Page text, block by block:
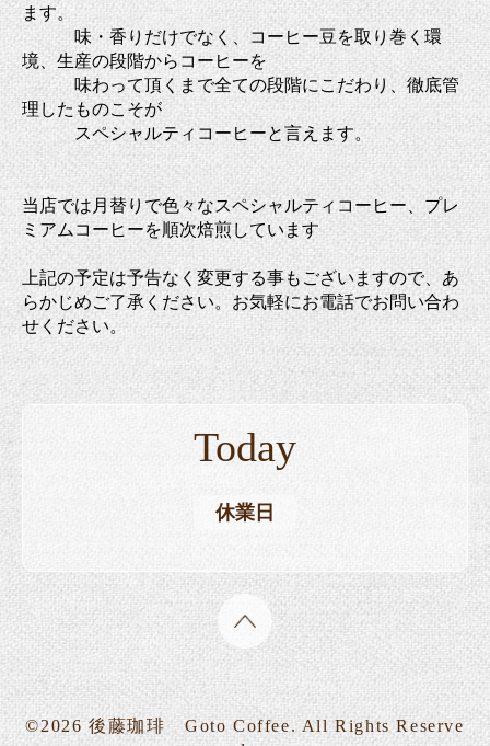
ます。
味・香りだけでなく、コーヒー豆を取り巻く環
境、生産の段階からコーヒーを
味わって頂くまで全ての段階にこだわり、徹底管
理したものこそが
スペシャルティコーヒーと言えます。
当店では月替りで色々なスペシャルティコーヒー、プレ
ミアムコーヒーを順次焙煎しています
上記の予定は予告なく変更する事もございますので、あ
らかじめご了承ください。お気軽にお電話でお問い合わ
せください。
Today
休業日
©2026後藤珈琲 Goto Coffee. All Rights Reserve